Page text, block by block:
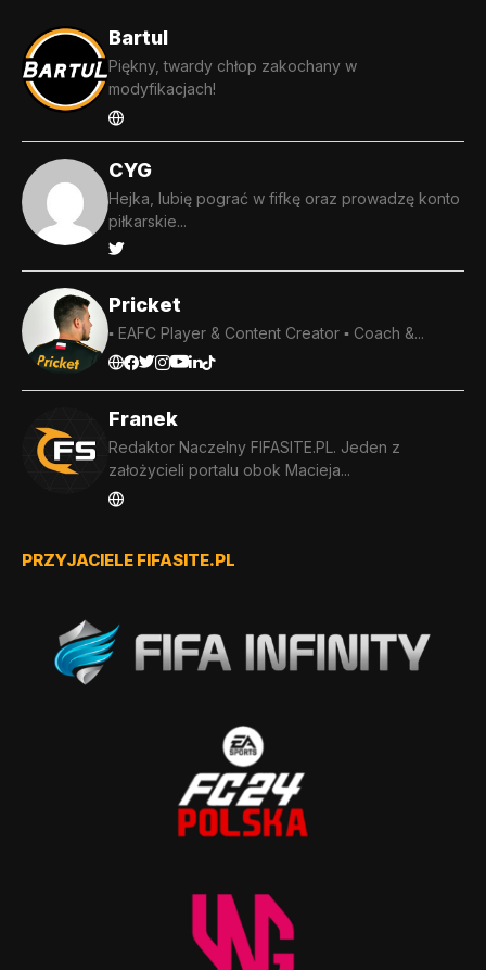
Bartul
Piękny, twardy chłop zakochany w
modyfikacjach!
CYG
Hejka, lubię pograć w fifkę oraz prowadzę konto
piłkarskie...
Pricket
▪️ EAFC Player & Content Creator ▪️ Coach &...
Franek
Redaktor Naczelny FIFASITE.PL. Jeden z
założycieli portalu obok Macieja...
PRZYJACIELE FIFASITE.PL